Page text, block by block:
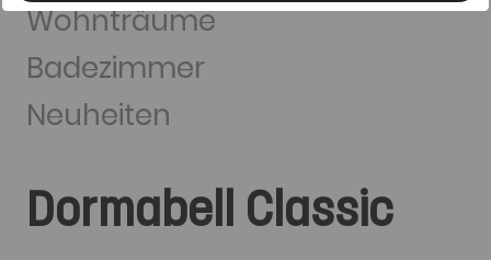
Wohnträume
Badezimmer
Neuheiten
Dormabell Classic